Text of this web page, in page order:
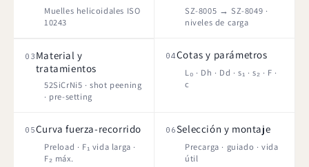
Muelles helicoidales ISO
10243
SZ-8005 → SZ-8049 ·
niveles de carga
03 Material y
tratamientos
52SiCrNi5 · shot peening
· pre-setting
04Cotas y parámetros
L₀ · Dh · Dd · s₁ · s₂ · F ·
c
05Curva fuerza-recorrido
Preload · F₁ vida larga ·
F₂ máx.
06Selección y montaje
Precarga · guiado · vida
útil